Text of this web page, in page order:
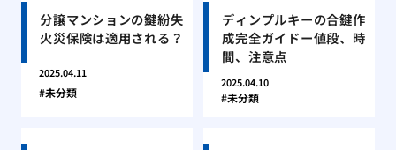
分譲マンションの鍵紛失
火災保険は適用される？
2025.04.11
未分類
ディンプルキーの合鍵作
成完全ガイドー値段、時
間、注意点
2025.04.10
未分類